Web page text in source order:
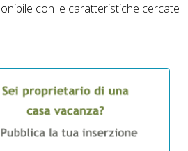
con le caratteristiche cercate